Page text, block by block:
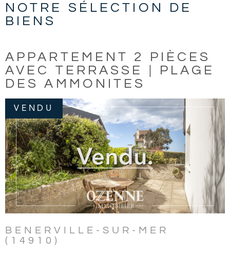
NOTRE SÉLECTION
DE
BIENS
APPARTEMENT 2 PIÈCES
AVEC TERRASSE | PLAGE
DES AMMONITES
VENDU
VOIR LE BIEN
BENERVILLE-SUR-MER
(14910)